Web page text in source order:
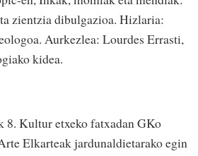
zientzia dibulgazioa. Hizlaria:
Aurkezlea: Lourdes Errasti,
kidea.
Kultur etxeko fatxadan GKo
Elkarteak jardunaldietarako egin